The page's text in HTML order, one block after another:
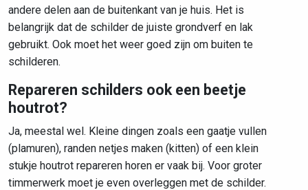
andere delen aan de buitenkant van je huis. Het is
belangrijk dat de schilder de juiste grondverf en lak
gebruikt. Ook moet het weer goed zijn om buiten te
schilderen.
Repareren schilders ook een beetje
houtrot?
Ja, meestal wel. Kleine dingen zoals een gaatje vullen
(plamuren), randen netjes maken (kitten) of een klein
stukje houtrot repareren horen er vaak bij. Voor groter
timmerwerk moet je even overleggen met de schilder.